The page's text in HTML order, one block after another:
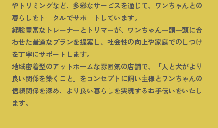
やトリミングなど、多彩なサービスを通じて、ワンちゃんとの
暮らしをトータルでサポートしています。
経験豊富なトレーナーとトリマーが、ワンちゃん一頭一頭に合
わせた最適なプランを提案し、社会性の向上や家庭でのしつけ
を丁寧にサポートします。
地域密着型のアットホームな雰囲気の店舗で、「人と犬がより
良い関係を築くこと」をコンセプトに飼い主様とワンちゃんの
信頼関係を深め、より良い暮らしを実現するお手伝いをいたし
ます。